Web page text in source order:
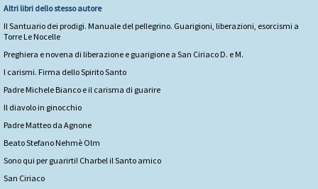
Altri libri dello stesso autore
Il Santuario dei prodigi. Manuale del pellegrino. Guarigioni, liberazioni, esorcismi a
Torre Le Nocelle
Preghiera e novena di liberazione e guarigione a San Ciriaco D. e M.
I carismi. Firma dello Spirito Santo
Padre Michele Bianco e il carisma di guarire
Il diavolo in ginocchio
Padre Matteo da Agnone
Beato Stefano Nehmè Olm
Sono qui per guarirti! Charbel il Santo amico
San Ciriaco